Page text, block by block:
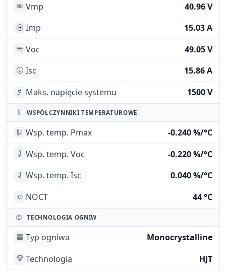
Vmp
40.96 V
Imp
15.03 A
Voc
49.05 V
Isc
15.86 A
Maks. napięcie systemu
1500 V
WSPÓŁCZYNNIKI TEMPERATUROWE
Wsp. temp. Pmax
-0.240 %/°C
Wsp. temp. Voc
-0.220 %/°C
Wsp. temp. Isc
0.040 %/°C
NOCT
44 °C
TECHNOLOGIA OGNIW
Typ ogniwa
Monocrystalline
Technologia
HJT